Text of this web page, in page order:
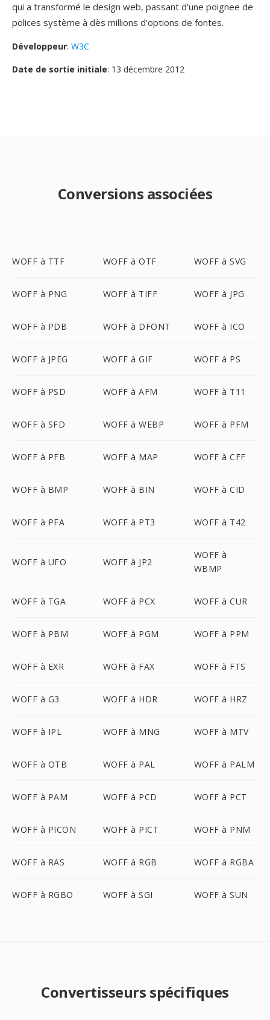
qui a transformé le design web, passant d'une poignee de
polices système à dès millions d'options de fontes.
Développeur: W3C
Date de sortie initiale: 13 décembre 2012
Conversions associées
WOFF à TTF WOFF à OTF WOFF à SVG
WOFF à PNG WOFF à TIFF WOFF à JPG
WOFF à PDB WOFF à DFONT WOFF à ICO
WOFF à JPEG WOFF à GIF WOFF à PS
WOFF à PSD WOFF à AFM WOFF à T11
WOFF à SFD WOFF à WEBP WOFF à PFM
WOFF à PFB WOFF à MAP WOFF à CFF
WOFF à BMP WOFF à BIN WOFF à CID
WOFF à PFA WOFF à PT3 WOFF à T42
WOFF à UFO WOFF à JP2
WOFF à
WBMP
WOFF à TGA WOFF à PCX WOFF à CUR
WOFF à PBM WOFF à PGM WOFF à PPM
WOFF à EXR WOFF à FAX WOFF à FTS
WOFF à G3 WOFF à HDR WOFF à HRZ
WOFF à IPL WOFF à MNG WOFF à MTV
WOFF à OTB WOFF à PAL WOFF à PALM
WOFF à PAM WOFF à PCD WOFF à PCT
WOFF à PICON WOFF à PICT WOFF à PNM
WOFF à RAS WOFF à RGB WOFF à RGBA
WOFF à RGBO WOFF à SGI WOFF à SUN
Convertisseurs spécifiques